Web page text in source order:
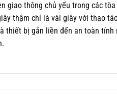
giao thông chủ yếu trong các
thậm chí là vài giây với thao
thiết bị gắn liền đến an toàn